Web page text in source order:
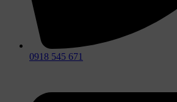
0918 545 671